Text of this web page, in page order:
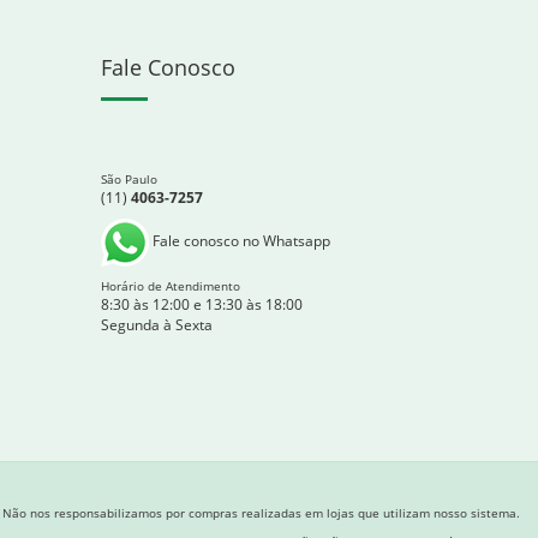
Fale Conosco
São Paulo
(11) 4063-7257
Fale conosco no Whatsapp
Horário de Atendimento
8:30 às 12:00 e 13:30 às 18:00
Segunda à Sexta
Não nos responsabilizamos por compras realizadas em lojas que utilizam nosso sistema.